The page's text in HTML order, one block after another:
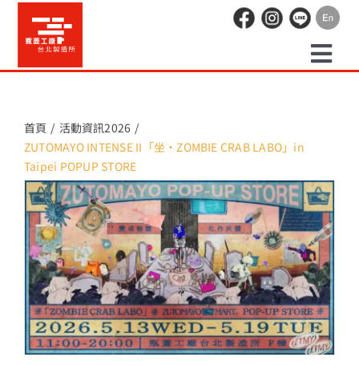
content
場地租借
活動紀錄
職人空間
辦公空間
首頁
活動資訊2026
ZUTOMAYO INTENSE II「坐・ZOMBIE CRAB LABO」in
Taipei POPUP STORE